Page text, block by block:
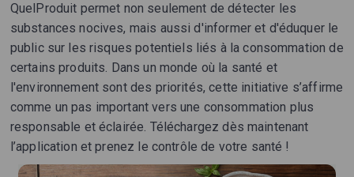
QuelProduit permet non seulement de détecter les
substances nocives, mais aussi d'informer et d'éduquer le
public sur les risques potentiels liés à la consommation de
certains produits. Dans un monde où la santé et
l'environnement sont des priorités, cette initiative s’affirme
comme un pas important vers une consommation plus
responsable et éclairée. Téléchargez dès maintenant
l’application et prenez le contrôle de votre santé !